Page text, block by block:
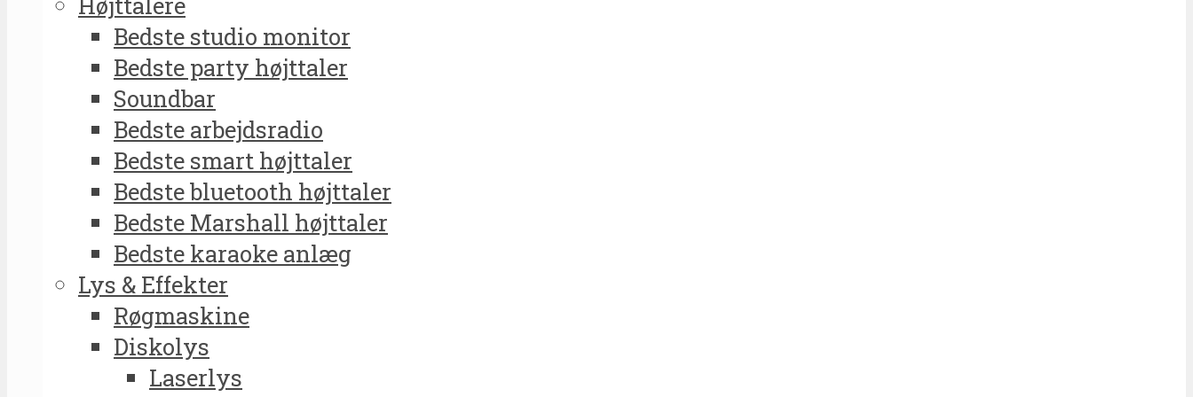
Bedste studio monitor
Bedste party højttaler
Soundbar
Bedste arbejdsradio
Bedste smart højttaler
Bedste bluetooth højttaler
Bedste Marshall højttaler
Bedste karaoke anlæg
Lys & Effekter
Røgmaskine
Diskolys
Laserlys